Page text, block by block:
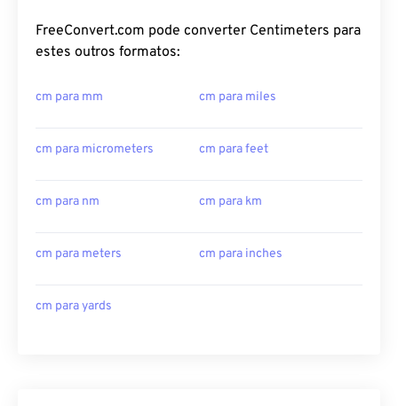
FreeConvert.com pode converter Centimeters para
estes outros formatos:
cm para mm cm para miles
cm para micrometers cm para feet
cm para nm cm para km
cm para meters cm para inches
cm para yards